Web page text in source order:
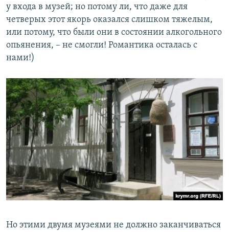
у входа в музей; но потому ли, что даже для
четверых этот якорь оказался слишком тяжелым,
или потому, что были они в состоянии алкогольного
опьянения, – не смогли! Романтика осталась с
нами!)
Но этими двумя музеями не должно заканчиваться